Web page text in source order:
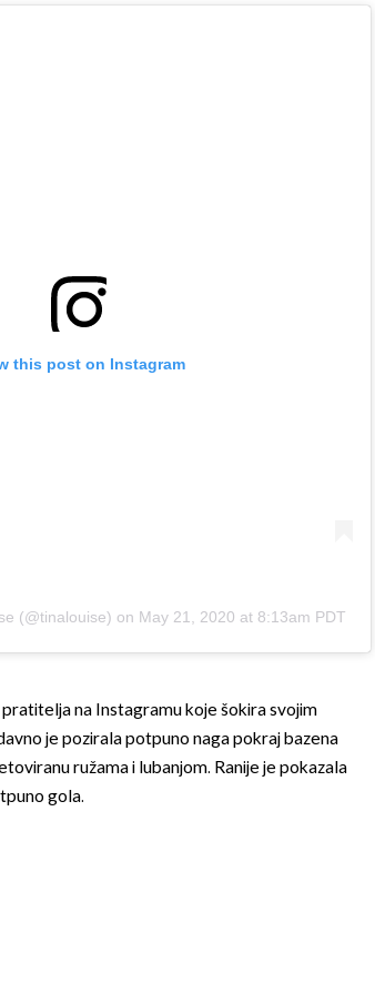
this post on Instagram
(@tinalouise) on May 21, 2020 at 8:13am PDT
pratitelja na Instagramu koje šokira svojim
je pozirala potpuno naga pokraj bazena
ružama i lubanjom. Ranije je pokazala
gola.